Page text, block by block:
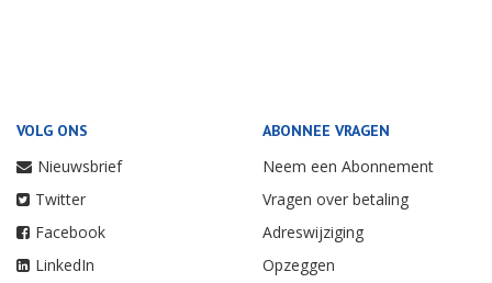
VOLG ONS
Nieuwsbrief
Twitter
Facebook
LinkedIn
ABONNEE VRAGEN
Neem een Abonnement
Vragen over betaling
Adreswijziging
Opzeggen